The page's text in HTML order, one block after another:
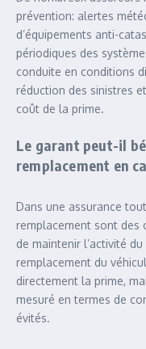
prévention: alertes
d’équipements anti-
périodiques des
conduite en conditions
réduction des sinistres
coût de la prime.
Le garant peut-il
remplacement en
Dans une assurance
remplacement sont des
de maintenir l’activité
remplacement du
directement la prime,
mesuré en termes de
évités.